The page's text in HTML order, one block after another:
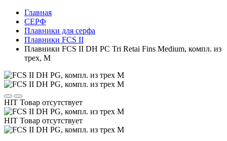
Главная
СЕРФ
Плавники для серфа
Плавники FCS II
Плавники FCS II DH PC Tri Retai Fins Medium, компл. из
трех, M
HIT Товар отсутствует
HIT Товар отсутствует